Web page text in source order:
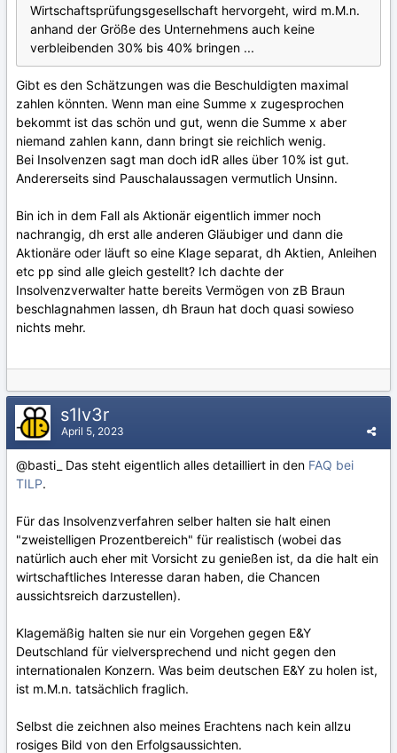
Wirtschaftsprüfungsgesellschaft hervorgeht, wird m.M.n.
anhand der Größe des Unternehmens auch keine
verbleibenden 30% bis 40% bringen ...
Gibt es den Schätzungen was die Beschuldigten maximal
zahlen könnten. Wenn man eine Summe x zugesprochen
bekommt ist das schön und gut, wenn die Summe x aber
niemand zahlen kann, dann bringt sie reichlich wenig.
Bei Insolvenzen sagt man doch idR alles über 10% ist gut.
Andererseits sind Pauschalaussagen vermutlich Unsinn.
Bin ich in dem Fall als Aktionär eigentlich immer noch
nachrangig, dh erst alle anderen Gläubiger und dann die
Aktionäre oder läuft so eine Klage separat, dh Aktien, Anleihen
etc pp sind alle gleich gestellt? Ich dachte der
Insolvenzverwalter hatte bereits Vermögen von zB Braun
beschlagnahmen lassen, dh Braun hat doch quasi sowieso
nichts mehr.
s1lv3r
April 5, 2023
@basti_ Das steht eigentlich alles detailliert in den FAQ bei
TILP.
Für das Insolvenzverfahren selber halten sie halt einen
"zweistelligen Prozentbereich" für realistisch (wobei das
natürlich auch eher mit Vorsicht zu genießen ist, da die halt ein
wirtschaftliches Interesse daran haben, die Chancen
aussichtsreich darzustellen).
Klagemäßig halten sie nur ein Vorgehen gegen E&Y
Deutschland für vielversprechend und nicht gegen den
internationalen Konzern. Was beim deutschen E&Y zu holen ist,
ist m.M.n. tatsächlich fraglich.
Selbst die zeichnen also meines Erachtens nach kein allzu
rosiges Bild von den Erfolgsaussichten.